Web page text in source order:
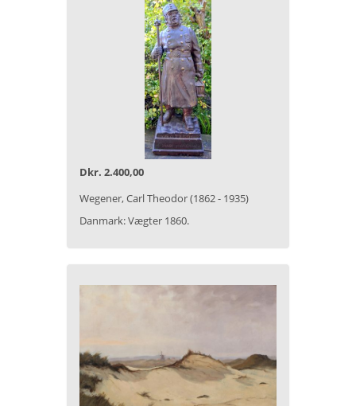
Dkr. 2.400,00
Wegener, Carl Theodor (1862 - 1935)
Danmark: Vægter 1860.